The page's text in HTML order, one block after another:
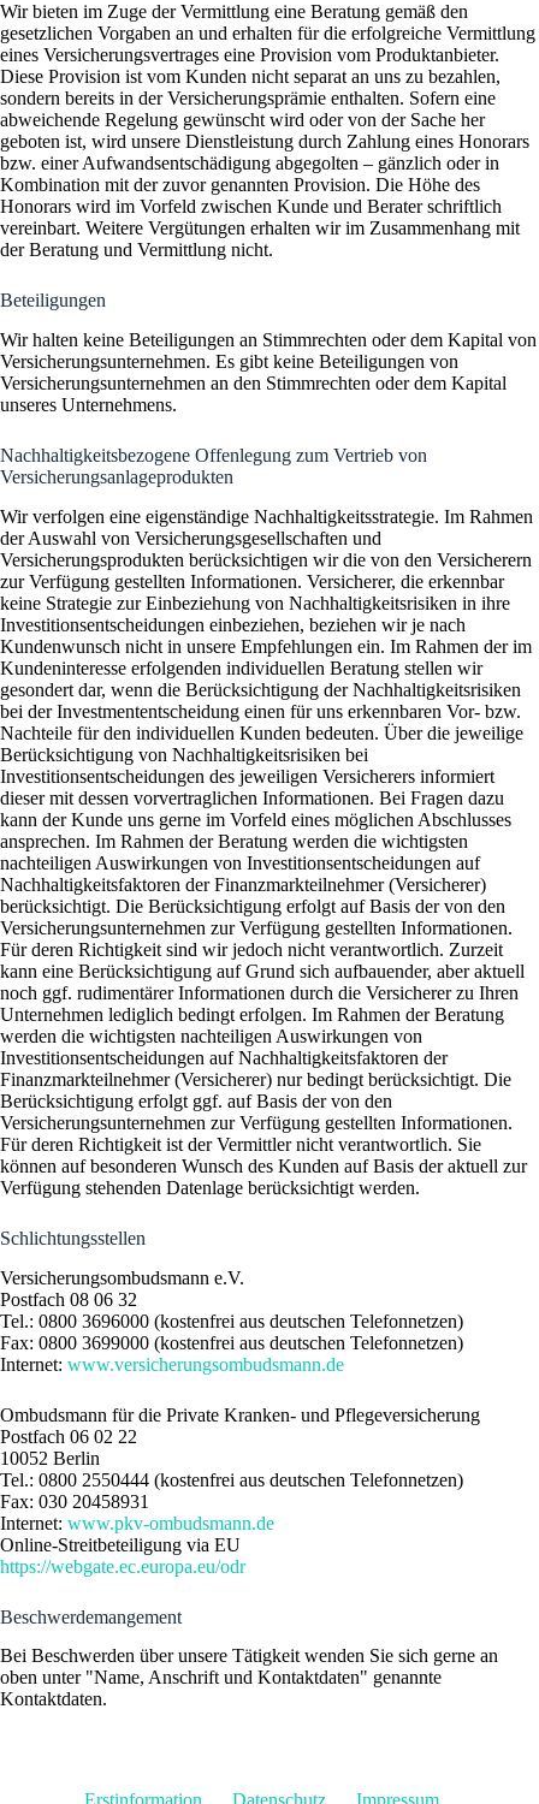
Wir bieten im Zuge der Vermittlung eine Beratung gemäß den
gesetzlichen Vorgaben an und erhalten für die erfolgreiche Vermittlung
eines Versicherungsvertrages eine Provision vom Produktanbieter.
Diese Provision ist vom Kunden nicht separat an uns zu bezahlen,
sondern bereits in der Versicherungsprämie enthalten. Sofern eine
abweichende Regelung gewünscht wird oder von der Sache her
geboten ist, wird unsere Dienstleistung durch Zahlung eines Honorars
bzw. einer Aufwandsentschädigung abgegolten – gänzlich oder in
Kombination mit der zuvor genannten Provision. Die Höhe des
Honorars wird im Vorfeld zwischen Kunde und Berater schriftlich
vereinbart. Weitere Vergütungen erhalten wir im Zusammenhang mit
der Beratung und Vermittlung nicht.
Beteiligungen
Wir halten keine Beteiligungen an Stimmrechten oder dem Kapital von
Versicherungsunternehmen. Es gibt keine Beteiligungen von
Versicherungsunternehmen an den Stimmrechten oder dem Kapital
unseres Unternehmens.
Nachhaltigkeitsbezogene Offenlegung zum Vertrieb von
Versicherungsanlageprodukten
Wir verfolgen eine eigenständige Nachhaltigkeitsstrategie. Im Rahmen
der Auswahl von Versicherungsgesellschaften und
Versicherungsprodukten berücksichtigen wir die von den Versicherern
zur Verfügung gestellten Informationen. Versicherer, die erkennbar
keine Strategie zur Einbeziehung von Nachhaltigkeitsrisiken in ihre
Investitionsentscheidungen einbeziehen, beziehen wir je nach
Kundenwunsch nicht in unsere Empfehlungen ein. Im Rahmen der im
Kundeninteresse erfolgenden individuellen Beratung stellen wir
gesondert dar, wenn die Berücksichtigung der Nachhaltigkeitsrisiken
bei der Investmententscheidung einen für uns erkennbaren Vor- bzw.
Nachteile für den individuellen Kunden bedeuten. Über die jeweilige
Berücksichtigung von Nachhaltigkeitsrisiken bei
Investitionsentscheidungen des jeweiligen Versicherers informiert
dieser mit dessen vorvertraglichen Informationen. Bei Fragen dazu
kann der Kunde uns gerne im Vorfeld eines möglichen Abschlusses
ansprechen. Im Rahmen der Beratung werden die wichtigsten
nachteiligen Auswirkungen von Investitionsentscheidungen auf
Nachhaltigkeitsfaktoren der Finanzmarkteilnehmer (Versicherer)
berücksichtigt. Die Berücksichtigung erfolgt auf Basis der von den
Versicherungsunternehmen zur Verfügung gestellten Informationen.
Für deren Richtigkeit sind wir jedoch nicht verantwortlich. Zurzeit
kann eine Berücksichtigung auf Grund sich aufbauender, aber aktuell
noch ggf. rudimentärer Informationen durch die Versicherer zu Ihren
Unternehmen lediglich bedingt erfolgen. Im Rahmen der Beratung
werden die wichtigsten nachteiligen Auswirkungen von
Investitionsentscheidungen auf Nachhaltigkeitsfaktoren der
Finanzmarkteilnehmer (Versicherer) nur bedingt berücksichtigt. Die
Berücksichtigung erfolgt ggf. auf Basis der von den
Versicherungsunternehmen zur Verfügung gestellten Informationen.
Für deren Richtigkeit ist der Vermittler nicht verantwortlich. Sie
können auf besonderen Wunsch des Kunden auf Basis der aktuell zur
Verfügung stehenden Datenlage berücksichtigt werden.
Schlichtungsstellen
Versicherungsombudsmann e.V.
Postfach 08 06 32
Tel.: 0800 3696000 (kostenfrei aus deutschen Telefonnetzen)
Fax: 0800 3699000 (kostenfrei aus deutschen Telefonnetzen)
Internet: www.versicherungsombudsmann.de
Ombudsmann für die Private Kranken- und Pflegeversicherung
Postfach 06 02 22
10052 Berlin
Tel.: 0800 2550444 (kostenfrei aus deutschen Telefonnetzen)
Fax: 030 20458931
Internet: www.pkv-ombudsmann.de
Online-Streitbeteiligung via EU
https://webgate.ec.europa.eu/odr
Beschwerdemangement
Bei Beschwerden über unsere Tätigkeit wenden Sie sich gerne an
oben unter "Name, Anschrift und Kontaktdaten" genannte
Kontaktdaten.